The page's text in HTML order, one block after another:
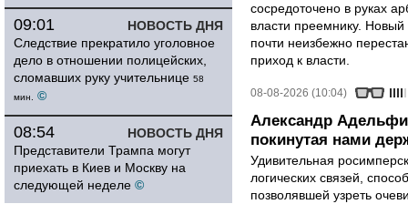
НОВОСТЬ ДНЯ
09:01
Следствие прекратило уголовное
дело в отношении полицейских,
сломавших руку учительнице 58
мин.
©
НОВОСТЬ ДНЯ
08:54
Представители Трампа могут
приехать в Киев и Москву на
следующей неделе ©
сосредоточено в руках
власти преемнику.
почти неизбежно
приход к власти.
08-08-2026 (10:04)
Александр
покинутая нами
Удивительная
логических связей,
позволявшей узреть